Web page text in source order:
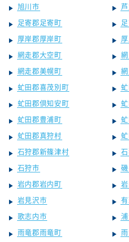
旭川市
足寄郡足寄町
厚岸郡厚岸町
網走郡大空町
網走郡美幌町
虻田郡喜茂別町
虻田郡倶知安町
虻田郡豊浦町
虻田郡真狩村
石狩郡新篠津村
石狩市
岩内郡岩内町
岩見沢市
歌志内市
雨竜郡雨竜町